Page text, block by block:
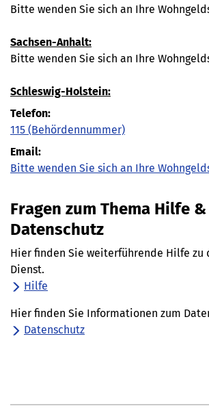
Bitte wenden Sie sich an Ihre
Sachsen-Anhalt:
Bitte wenden Sie sich an Ihre
Schleswig-Holstein:
Telefon:
115 (Behördennummer)
Email:
Bitte wenden Sie sich an Ihre
Fragen zum Thema Hilfe &
Datenschutz
Hier finden Sie weiterführende Hilfe zu
Dienst.
Hilfe
Hier finden Sie Informationen zum
Datenschutz